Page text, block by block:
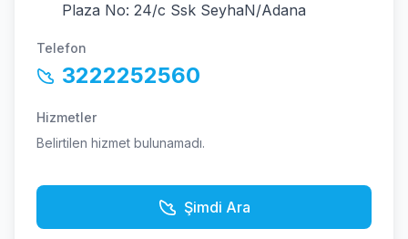
Plaza No: 24/c Ssk SeyhaN/Adana
Telefon
3222252560
Hizmetler
Belirtilen hizmet bulunamadı.
Şimdi Ara